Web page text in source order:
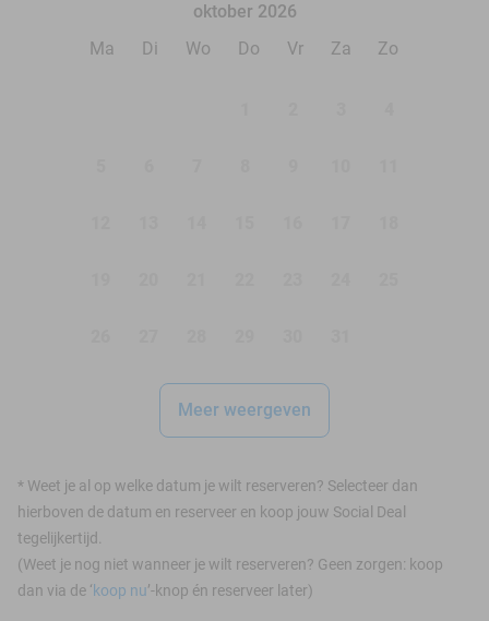
oktober 2026
Ma
Di Wo Do Vr Za Zo
Meer weergeven
* Weet je al op welke datum je wilt reserveren? Selecteer dan
hierboven de datum en reserveer en koop jouw Social Deal
tegelijkertijd.
(Weet je nog niet wanneer je wilt reserveren? Geen zorgen: koop
dan via de ‘koop nu’-knop én reserveer later)